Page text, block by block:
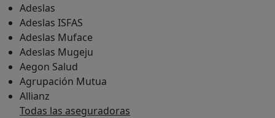
Adeslas
Adeslas ISFAS
Adeslas Muface
Adeslas Mugeju
Aegon Salud
Agrupación Mutua
Allianz
Todas las aseguradoras